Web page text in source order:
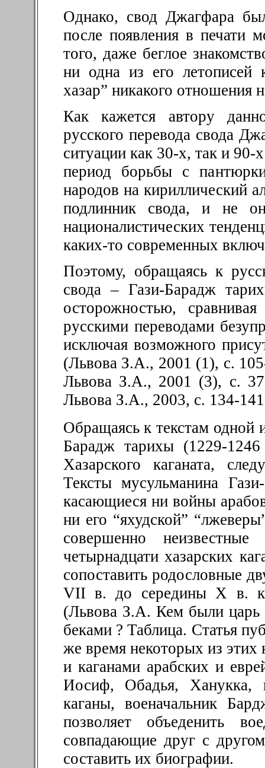
Однако, свод Джагфара
после появления в
того, даже беглое
ни одна из его
хазар” никакого отношения
Как кажется автору
русского перевода свода
ситуации как 30-х, так и
период борьбы с
народов на кириллический
подлинник свода, и не
националистических
каких-то современных
Поэтому, обращаясь к
свода – Гази-Барадж
осторожностью,
русскими переводами
исключая возможного
(Львова З.А., 2001 (1), с.
Львова З.А., 2001 (3), с.
Львова З.А., 2003, с. 134-
Обращаясь к текстам одной
Барадж тарихы (1229-
Хазарского каганата,
Тексты мусульманина
касающиеся ни войны
ни его “яхудской”
совершенно
четырнадцати хазарских
сопоставить родословные
VII в. до середины Х в.
(Львова З.А. Кем были царь
беками ? Таблица. Статья
же время некоторых из этих
и каганами арабских и
Иосиф, Обадья, Ханукка,
каганы, военачальник
позволяет объеденить
совпадающие друг с
составить их биографии.